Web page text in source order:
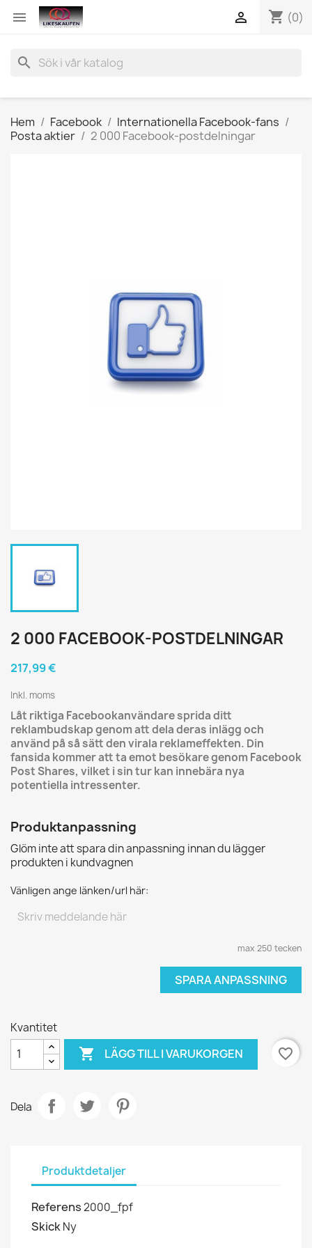
 shopping_cart (0)

search
Hem Facebook
Internationella Facebook-fans
Posta aktier
2 000 Facebook-postdelningar
2 000 FACEBOOK-POSTDELNINGAR
217,99 €
Inkl. moms
Låt riktiga Facebookanvändare sprida ditt
reklambudskap genom att dela deras inlägg och
använd på så sätt den virala reklameffekten. Din
fansida kommer att ta emot besökare genom Facebook
Post Shares, vilket i sin tur kan innebära nya
potentiella intressenter.
Produktanpassning
Glöm inte att spara din anpassning innan du lägger
produkten i kundvagnen
Vänligen ange länken/url här:
max 250 tecken
SPARA ANPASSNING
Kvantitet
 LÄGG TILL I VARUKORGEN favorite_border
Dela
Produktdetaljer
Referens2000_fpf
SkickNy